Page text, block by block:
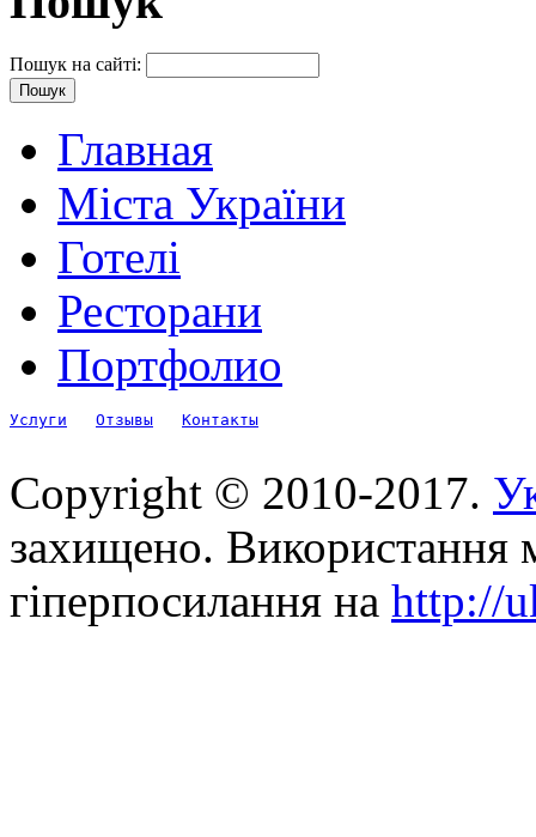
Пошук на сайті:
Главная
Міста України
Готелі
Ресторани
Портфолио
Услуги Отзывы Контакты
Copyright © 2010-2017.
захищено. Використання
гіперпосилання на http://